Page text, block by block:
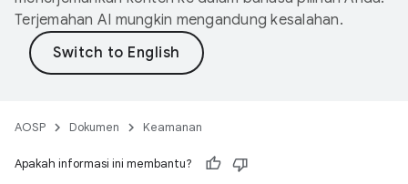
Terjemahan AI mungkin mengandung kesalahan.
AOSP Dokumen Keamanan
Apakah informasi ini membantu?